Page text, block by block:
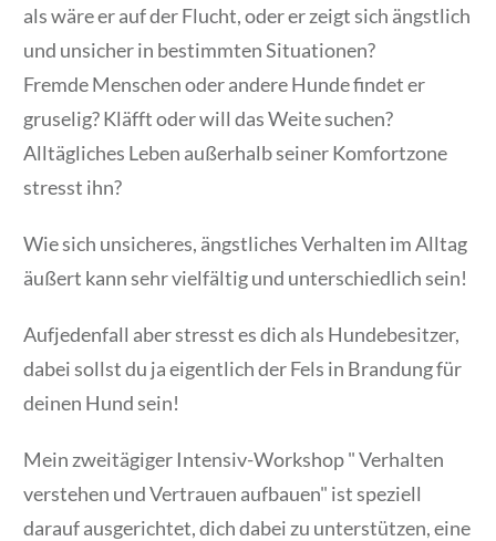
als wäre er auf der Flucht, oder er zeigt sich ängstlich
und unsicher in bestimmten Situationen?
Fremde Menschen oder andere Hunde findet er
gruselig? Kläfft oder will das Weite suchen?
Alltägliches Leben außerhalb seiner Komfortzone
stresst ihn?
Wie sich unsicheres, ängstliches Verhalten im Alltag
äußert kann sehr vielfältig und unterschiedlich sein!
Aufjedenfall aber stresst es dich als Hundebesitzer,
dabei sollst du ja eigentlich der Fels in Brandung für
deinen Hund sein!
Mein zweitägiger Intensiv-Workshop " Verhalten
verstehen und Vertrauen aufbauen" ist speziell
darauf ausgerichtet, dich dabei zu unterstützen, eine